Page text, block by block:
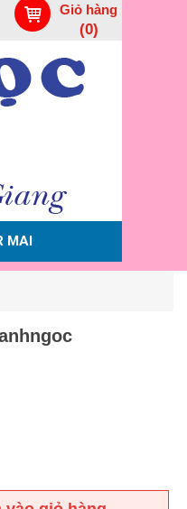
Giỏ hàng
(0)
MAI